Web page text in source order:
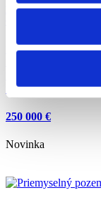
KOMPLETNE
Druh:predaj
Počet izieb:3
250 000 €
Novinka